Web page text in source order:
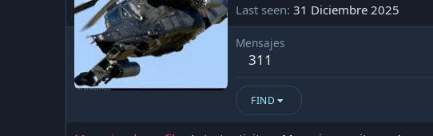
Last seen 31 Diciembre 2025
Mensajes
311
FIND